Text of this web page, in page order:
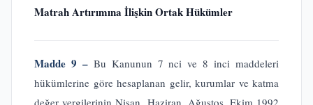
Matrah Artırımına İlişkin Ortak Hükümler
Madde 9 – Bu Kanunun 7 nci ve 8 inci maddeleri
hükümlerine göre hesaplanan gelir, kurumlar ve katma
değer vergilerinin Nisan, Haziran, Ağustos, Ekim 1992